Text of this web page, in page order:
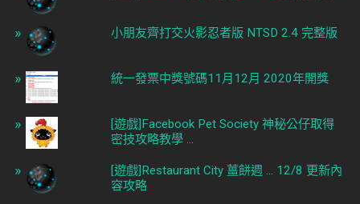
小朋友齊打交火影忍者版 NTSD 2.4 完整版
統一發票中獎號碼11月12月 2020年開獎
[遊戲]Facebook Pet Society 神秘公仔取得
密技攻略教學 ...
[遊戲]Restaurant City 薑餅週 ... 12/8 更新內
容攻略